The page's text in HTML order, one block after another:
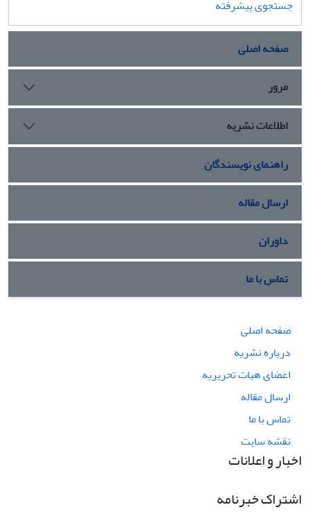
جستجوی پیشرفته
صفحه اصلی
مرور
اطلاعات نشریه
راهنمای نویسندگان
ارسال مقاله
داوران
تماس با ما
صفحه اصلی
درباره نشریه
اعضای هیات تحریریه
ارسال مقاله
تماس با ما
نقشه سایت
اخبار و اعلانات
اشتراک خبرنامه